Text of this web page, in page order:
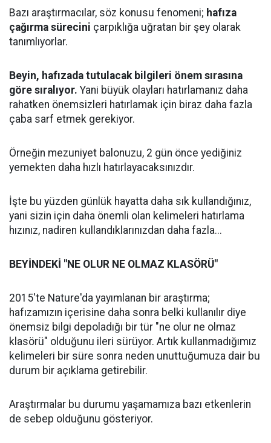
Bazı araştırmacılar, söz konusu fenomeni; hafıza
çağırma sürecini çarpıklığa uğratan bir şey olarak
tanımlıyorlar.
Beyin, hafızada tutulacak bilgileri önem sırasına
göre sıralıyor. Yani büyük olayları hatırlamanız daha
rahatken önemsizleri hatırlamak için biraz daha fazla
çaba sarf etmek gerekiyor.
Örneğin mezuniyet balonuzu, 2 gün önce yediğiniz
yemekten daha hızlı hatırlayacaksınızdır.
İşte bu yüzden günlük hayatta daha sık kullandığınız,
yani sizin için daha önemli olan kelimeleri hatırlama
hızınız, nadiren kullandıklarınızdan daha fazla...
BEYİNDEKİ "NE OLUR NE OLMAZ KLASÖRÜ"
2015'te Nature'da yayımlanan bir araştırma;
hafızamızın içerisine daha sonra belki kullanılır diye
önemsiz bilgi depoladığı bir tür "ne olur ne olmaz
klasörü" olduğunu ileri sürüyor. Artık kullanmadığımız
kelimeleri bir süre sonra neden unuttuğumuza dair bu
durum bir açıklama getirebilir.
Araştırmalar bu durumu yaşamamıza bazı etkenlerin
de sebep olduğunu gösteriyor.